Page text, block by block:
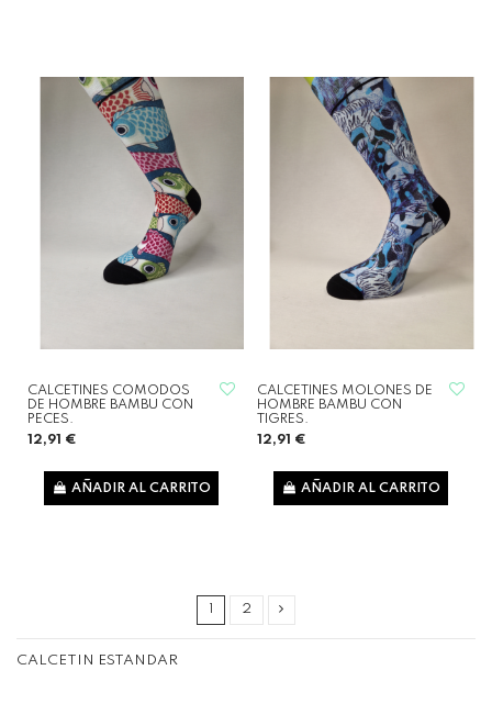
CALCETINES COMODOS
DE HOMBRE BAMBU CON
PECES.
12,91 €
AÑADIR AL CARRITO
CALCETINES MOLONES DE
HOMBRE BAMBU CON
TIGRES.
12,91 €
AÑADIR AL CARRITO
2
CALCETIN ESTANDAR